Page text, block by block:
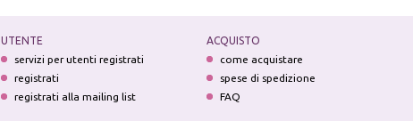
UTENTE
servizi per utenti registrati
registrati
registrati alla mailing list
ACQUISTO
come acquistare
spese di spedizione
FAQ